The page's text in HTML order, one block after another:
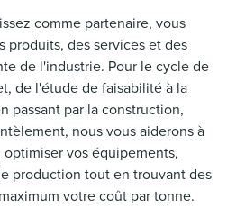
comme partenaire, vous
produits, des services et des
de l'industrie. Pour le cycle de
de l'étude de faisabilité à la
passant par la construction,
nous vous aiderons à
vos équipements,
production tout en trouvant des
votre coût par tonne.